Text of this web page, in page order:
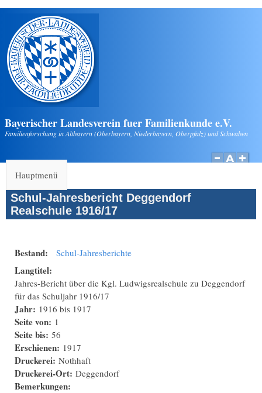
Direkt zum Inhalt
Bayerischer Landesverein fuer Familienkunde e.V.
Familienforschung in Altbayern (Oberbayern, Niederbayern, Oberpfalz) und Schwaben
Hauptmenü
Schul-Jahresbericht Deggendorf
Realschule 1916/17
Bestand: Schul-Jahresberichte
Langtitel:
Jahres-Bericht über die Kgl. Ludwigsrealschule zu Deggendorf
für das Schuljahr 1916/17
Jahr: 1916 bis 1917
Seite von: 1
Seite bis: 56
Erschienen: 1917
Druckerei: Nothhaft
Druckerei-Ort: Deggendorf
Bemerkungen: